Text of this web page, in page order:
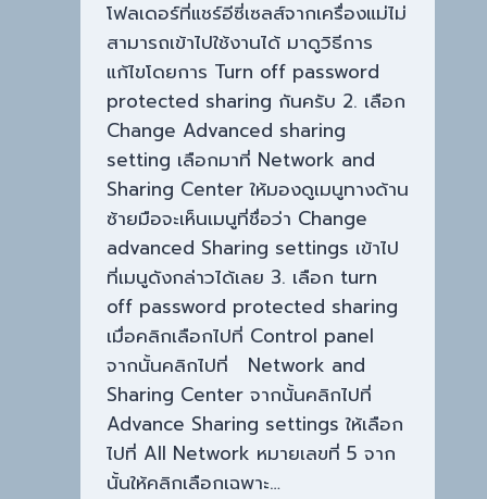
โฟลเดอร์ที่แชร์อีซี่เซลส์จากเครื่องแม่ไม่
สามารถเข้าไปใช้งานได้ มาดูวิธีการ
แก้ไขโดยการ Turn off password
protected sharing กันครับ 2. เลือก
Change Advanced sharing
setting เลือกมาที่ Network and
Sharing Center ให้มองดูเมนูทางด้าน
ซ้ายมือจะเห็นเมนูที่ชื่อว่า Change
advanced Sharing settings เข้าไป
ที่เมนูดังกล่าวได้เลย 3. เลือก turn
off password protected sharing
เมื่อคลิกเลือกไปที่ Control panel
จากนั้นคลิกไปที่ Network and
Sharing Center จากนั้นคลิกไปที่
Advance Sharing settings ให้เลือก
ไปที่ All Network หมายเลขที่ 5 จาก
นั้นให้คลิกเลือกเฉพาะ…